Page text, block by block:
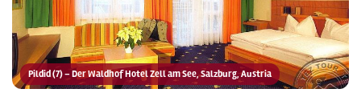
Pildid (7) – Der Waldhof Hotel Zell am See, Salzburg, Austria